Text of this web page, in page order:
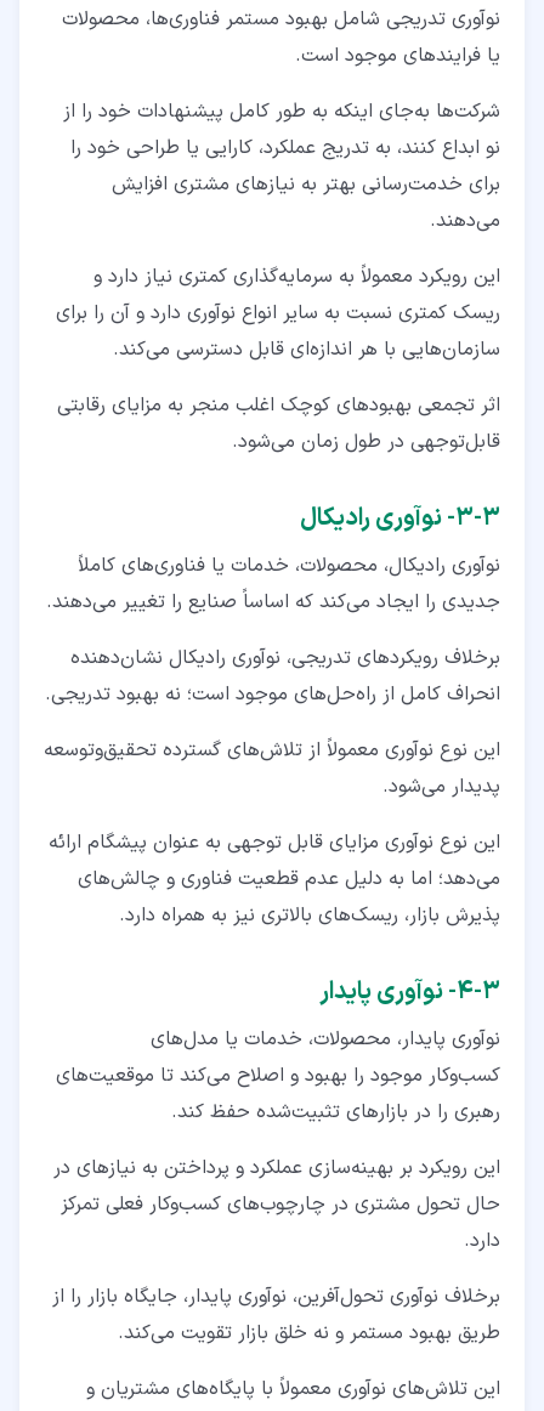
نوآوری تدریجی شامل بهبود مستمر فناوری‌ها، محصولات
یا فرایندهای موجود است.
شرکت‌ها به‌جای اینکه به طور کامل پیشنهادات خود را از
نو ابداع کنند، به‌ تدریج عملکرد، کارایی یا طراحی خود را
برای خدمت‌رسانی بهتر به نیازهای مشتری افزایش
می‌دهند.
این رویکرد معمولاً به سرمایه‌گذاری کمتری نیاز دارد و
ریسک کمتری نسبت به سایر انواع نوآوری دارد و آن را برای
سازمان‌هایی با هر اندازه‌ای قابل‌ دسترسی می‌کند.
اثر تجمعی بهبودهای کوچک اغلب منجر به مزایای رقابتی
قابل‌توجهی در طول زمان می‌شود.
۳‏-‏۳‏- نوآوری رادیکال
نوآوری رادیکال، محصولات، خدمات یا فناوری‌های کاملاً
جدیدی را ایجاد می‌کند که اساساً صنایع را تغییر می‌دهند.
برخلاف رویکردهای تدریجی، نوآوری رادیکال نشان‌دهنده
انحراف کامل از راه‌حل‌های موجود است؛ نه بهبود تدریجی.
این نوع نوآوری معمولاً از تلاش‌های گسترده تحقیق‌وتوسعه
پدیدار می‌شود.
این نوع نوآوری مزایای قابل‌ توجهی به‌ عنوان پیشگام ارائه
می‌دهد؛ اما به دلیل عدم قطعیت فناوری و چالش‌های
پذیرش بازار، ریسک‌های بالاتری نیز به همراه دارد.
۳‏-‏۴‏- نوآوری پایدار
نوآوری پایدار، محصولات، خدمات یا مدل‌های
کسب‌وکار موجود را بهبود و اصلاح می‌کند تا موقعیت‌های
رهبری را در بازارهای تثبیت‌شده حفظ کند.
این رویکرد بر بهینه‌سازی عملکرد و پرداختن به نیازهای در
حال تحول مشتری در چارچوب‌های کسب‌وکار فعلی تمرکز
دارد.
برخلاف نوآوری تحول‌آفرین، نوآوری پایدار، جایگاه بازار را از
طریق بهبود مستمر و نه خلق بازار تقویت می‌کند.
این تلاش‌های نوآوری معمولاً با پایگاه‌های مشتریان و